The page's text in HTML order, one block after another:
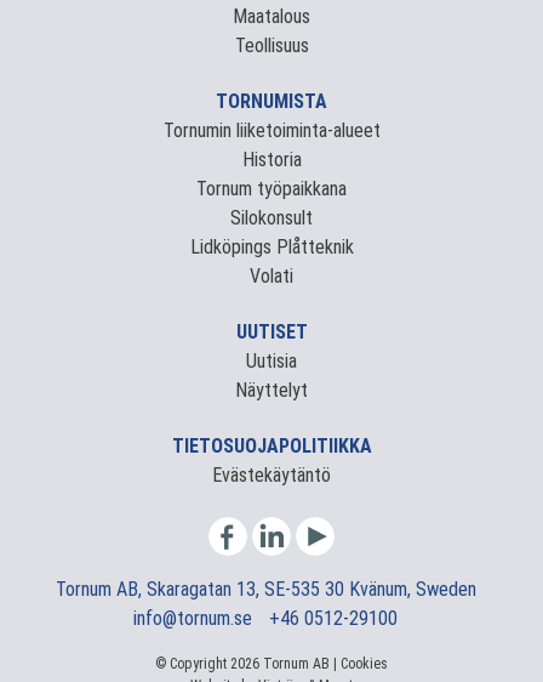
Maatalous
Teollisuus
TORNUMISTA
Tornumin liiketoiminta-alueet
Historia
Tornum työpaikkana
Silokonsult
Lidköpings Plåtteknik
Volati
UUTISET
Uutisia
Näyttelyt
TIETOSUOJAPOLITIIKKA
Evästekäytäntö
Tornum AB, Skaragatan 13, SE-535 30 Kvänum, Sweden
info@tornum.se
+46 0512-29100
© Copyright 2026 Tornum AB | Cookies